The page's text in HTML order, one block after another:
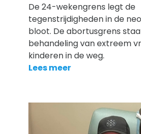
De 24-wekengrens legt de
tegenstrijdigheden in de
bloot. De abortusgrens
behandeling van extreem
kinderen in de weg.
Lees meer